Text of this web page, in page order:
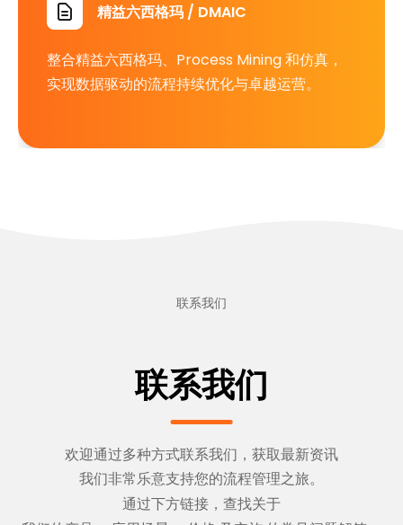
精益六西格玛 / DMAIC
整合精益六西格玛、Process Mining 和仿真，
实现数据驱动的流程持续优化与卓越运营。
联系我们
联系我们
欢迎通过多种方式联系我们，获取最新资讯
我们非常乐意支持您的流程管理之旅。
通过下方链接，查找关于